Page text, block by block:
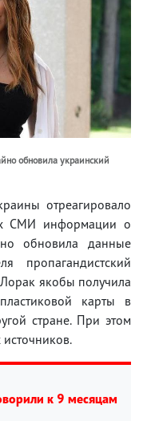
обновила украинский
отреагировало
СМИ информации о
обновила данные
пропагандистский
якобы получила
карты в
стране. При этом
к 9 месяцам